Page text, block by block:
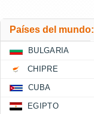
Países del mundo:
BULGARIA
CHIPRE
CUBA
EGIPTO